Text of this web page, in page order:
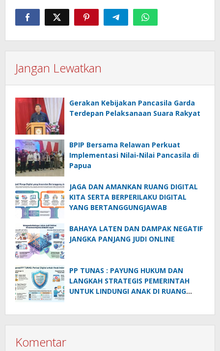
Jangan Lewatkan
Gerakan Kebijakan Pancasila Garda
Terdepan Pelaksanaan Suara Rakyat
BPIP Bersama Relawan Perkuat
Implementasi Nilai-Nilai Pancasila di
Papua
JAGA DAN AMANKAN RUANG DIGITAL
KITA SERTA BERPERILAKU DIGITAL
YANG BERTANGGUNGJAWAB
BAHAYA LATEN DAN DAMPAK NEGATIF
JANGKA PANJANG JUDI ONLINE
PP TUNAS : PAYUNG HUKUM DAN
LANGKAH STRATEGIS PEMERINTAH
UNTUK LINDUNGI ANAK DI RUANG
Komentar